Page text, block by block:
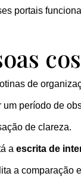
portais
de
período de
de clareza.
a escrita de
a